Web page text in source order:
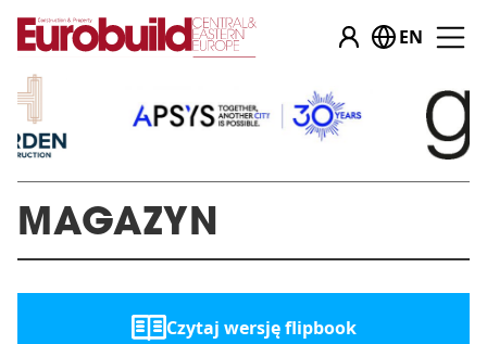
EN
MAGAZYN
Czytaj wersję flipbook